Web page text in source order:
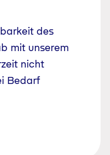
des
mit unserem
nicht
Bedarf